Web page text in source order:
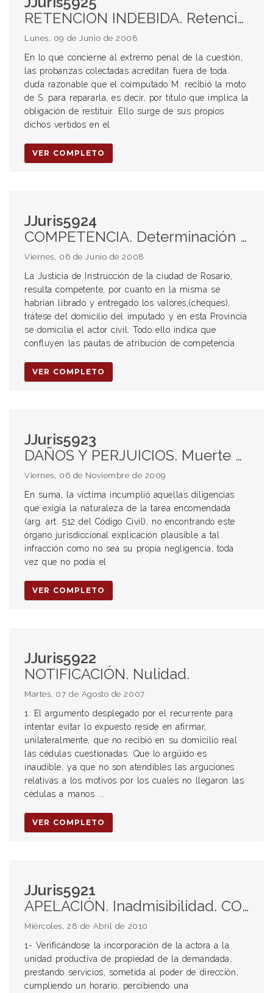
RETENCION INDEBIDA. Retención indebida con acción civil. Vehículo retenido. Daño patrimonial. Principio de la reparación integral. Indemnización. Procedencia.
Lunes, 09 de Junio de 2008
En lo que concierne al extremo penal de la cuestión,
las probanzas colectadas acreditan fuera de toda
duda razonable que el coimputado M. recibió la moto
de S. para repararla, es decir, por título que implica la
obligación de restituir. Ello surge de sus propios
dichos vertidos en el
VER COMPLETO
JJuris5924
COMPETENCIA. Determinación de la competencia por el lugar de la comisión del hecho.
Viernes, 06 de Junio de 2008
La Justicia de Instrucción de la ciudad de Rosario,
resulta competente, por cuanto en la misma se
habrían librado y entregado los valores,(cheques),
trátese del domicilio del imputado y en esta Provincia
se domicilia el actor civil. Todo ello indica que
confluyen las pautas de atribución de competencia
VER COMPLETO
JJuris5923
DAÑOS Y PERJUICIOS. Muerte por electrocución. Apertura ilegal en la vía pública.
Viernes, 06 de Noviembre de 2009
En suma, la víctima incumplió aquellas diligencias
que exigía la naturaleza de la tarea encomendada
(arg. art. 512 del Código Civil), no encontrando este
órgano jurisdiccional explicación plausible a tal
infracción como no sea su propia negligencia, toda
vez que no podía el
VER COMPLETO
JJuris5922
NOTIFICACIÓN. Nulidad.
Martes, 07 de Agosto de 2007
1. El argumento desplegado por el recurrente para
intentar evitar lo expuesto reside en afirmar,
unilateralmente, que no recibió en su domicilio real
las cédulas cuestionadas. Que lo argüido es
inaudible, ya que no son atendibles las arguciones
relativas a los motivos por los cuales no llegaron las
cédulas a manos ...
VER COMPLETO
JJuris5921
APELACIÓN. Inadmisibilidad. CONTRATO LABORAL. FRAUDE LABORAL. CONTRATO DE PASANTÍA. PRINCIPIO DE LA REALIDAD.
Miércoles, 28 de Abril de 2010
1- Verificándose la incorporación de la actora a la
unidad productiva de propiedad de la demandada,
prestando servicios, sometida al poder de dirección,
cumpliendo un horario, percibiendo una